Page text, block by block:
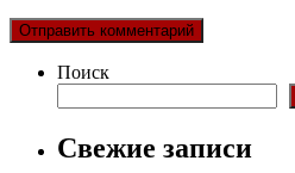
Поиск
Свежие записи